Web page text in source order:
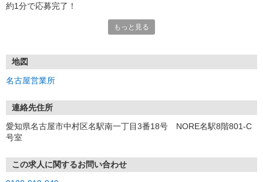
約1分で応募完了！
①応募から3営業日を目安に、メールorお電話でご連絡します。
★スマホでWEB面接（LINEなど）・出張面接・事務所面接と選べま
す
③面接実施（履歴書不要）
④勤務開始（スタート日は応相談）
お気軽にご応募ください♪
もっと見る
地図
名古屋営業所
連絡先住所
愛知県名古屋市中村区名駅南一丁目3番18号 NORE名駅8階801-C
号室
この求人に関するお問い合わせ